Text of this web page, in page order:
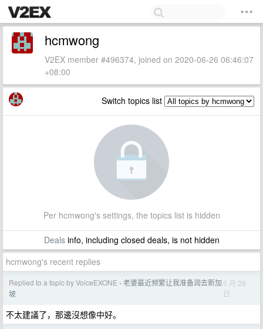
hcmwong
V2EX member #496374, joined on 2020-06-26 06:46:07
+08:00
Switch topics list
Per hcmwong's settings, the topics list is hidden
Dealsinfo, including closed deals, is not hidden
hcmwong's recent replies
Replied to a topic by VoiceEXONE › 老婆最近频繁让我准备润去新加
坡
5 月 28
日
不太建議了，那邊沒想像中好。